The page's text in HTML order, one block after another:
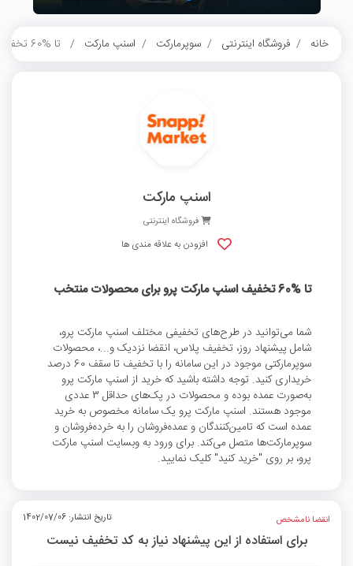
خانه فروشگاه اینترنتی سوپرمارکت اسنپ مارکت تا %60 تخفیف اسنپ مارکت پرو برای محصولات منتخب
اسنپ مارکت
فروشگاه اینترنتی
افزودن به علاقه مندی ها
تا %60 تخفیف اسنپ مارکت پرو برای محصولات منتخب
شما می‌توانید در طرح‌های تخفیفی مختلف اسنپ مارکت پرو،
شامل پیشنهاد روز، تخفیف پلاس، انقضا نزدیک و...، محصولات
سوپرمارکتی موجود در این سامانه را با تخفیف تا سقف 60 درصد
خریداری کنید. توجه داشته باشید که خرید از اسنپ مارکت پرو
به‌صورت عمده بوده و محصولات در پک‌های حداقل 3 عددی
موجود هستند. اسنپ مارکت پرو یک سامانه مخصوص به خرید
عمده است که تامین‌کنندگان و عمده‌فروشان را به خرده‌فروشان و
سوپرمارکت‌ها متصل می‌کند. برای ورود به وبسایت اسنپ مارکت
پرو، بر روی "خرید کنید" کلیک نمایید.
انقضا نامشخص تاریخ انتشار: 1402/07/06
برای استفاده از این پیشنهاد نیاز به کد تخفیف نیست